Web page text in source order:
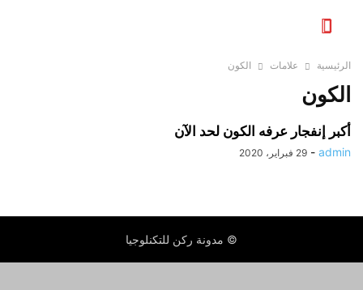
الرئيسية علامات الكون
الكون
أكبر إنفجار عرفه الكون لحد الآن
admin
- 29 فبراير، 2020
© مدونة ركن للتكنلوجيا